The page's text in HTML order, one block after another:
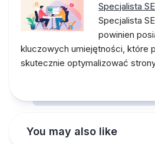
Specjalista
Specjalista
powinien
kluczowych umiejętności, które
skutecznie optymalizować
You may also like